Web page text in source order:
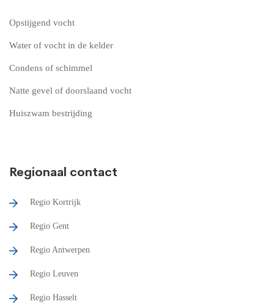
Opstijgend vocht
Water of vocht in de kelder
Condens of schimmel
Natte gevel of doorslaand vocht
Huiszwam bestrijding
Regionaal contact
Regio Kortrijk
Regio Gent
Regio Antwerpen
Regio Leuven
Regio Hasselt